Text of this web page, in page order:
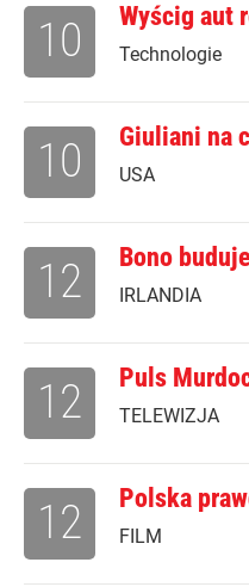
Wyścig aut
Technologie
10
Giuliani na
USA
10
Bono
IRLANDIA
12
Puls
TELEWIZJA
12
Polska
FILM
12